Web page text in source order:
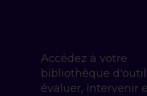
Accédez à votre
bibliothèque
évaluer, intervenir